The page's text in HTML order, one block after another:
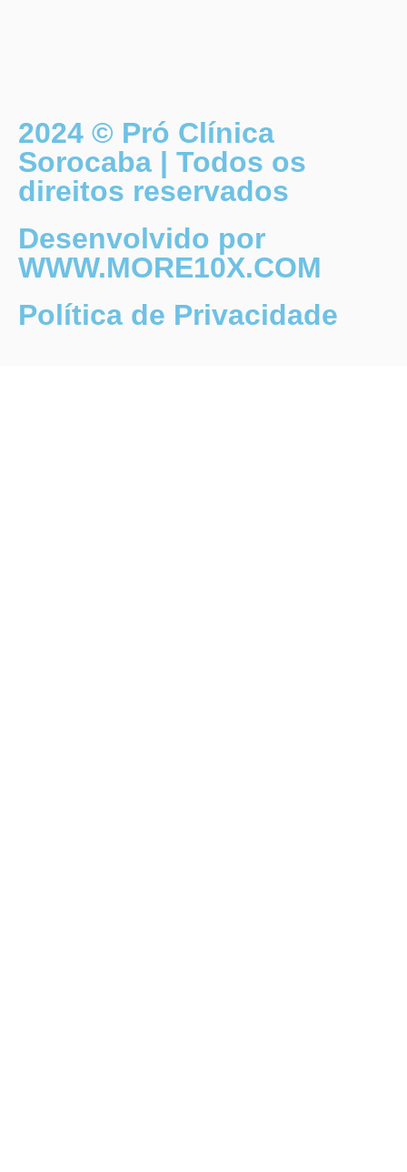
2024 © Pró Clínica
Sorocaba | Todos os
direitos reservados
Desenvolvido por
WWW.MORE10X.COM
Política de Privacidade